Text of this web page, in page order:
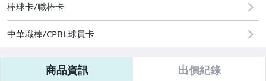
棒球卡/職棒卡
中華職棒/CPBL球員卡
商品資訊 出價紀錄